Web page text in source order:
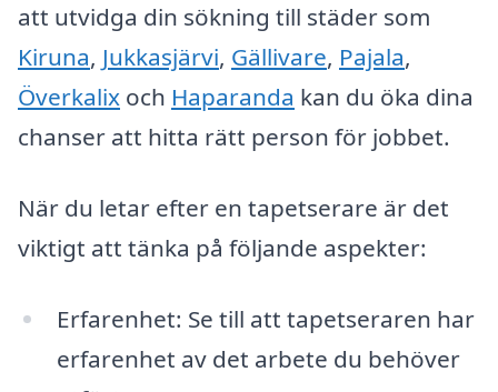
att utvidga din sökning till städer som
Kiruna, Jukkasjärvi, Gällivare, Pajala,
Överkalix och Haparanda kan du öka dina
chanser att hitta rätt person för jobbet.
När du letar efter en tapetserare är det
viktigt att tänka på följande aspekter:
Erfarenhet: Se till att tapetseraren har
erfarenhet av det arbete du behöver